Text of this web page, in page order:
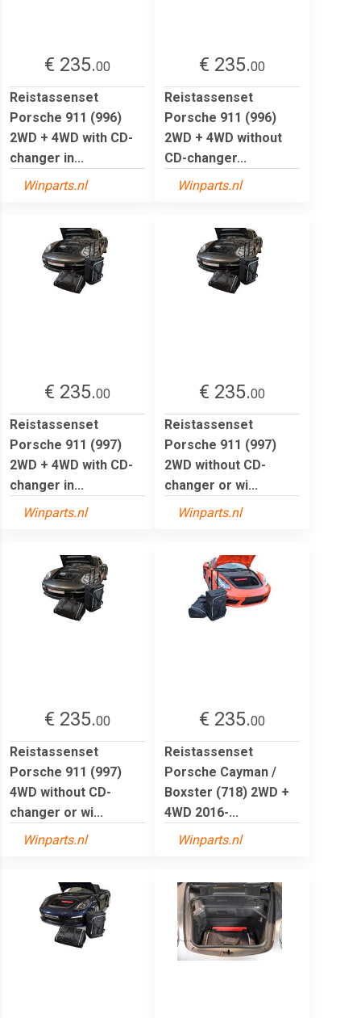
€ 235.00
Reistassenset
Porsche 911 (996)
2WD + 4WD with CD-
changer in...
Winparts.nl
€ 235.00
Reistassenset
Porsche 911 (996)
2WD + 4WD without
CD-changer...
Winparts.nl
€ 235.00
Reistassenset
Porsche 911 (997)
2WD + 4WD with CD-
changer in...
Winparts.nl
€ 235.00
Reistassenset
Porsche 911 (997)
2WD without CD-
changer or wi...
Winparts.nl
€ 235.00
Reistassenset
Porsche 911 (997)
4WD without CD-
changer or wi...
Winparts.nl
€ 235.00
Reistassenset
Porsche Cayman /
Boxster (718) 2WD +
4WD 2016-...
Winparts.nl